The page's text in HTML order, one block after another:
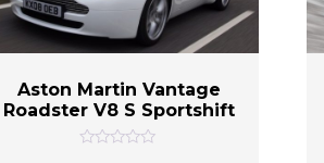
Aston Martin Vantage
Roadster V8 S Sportshift